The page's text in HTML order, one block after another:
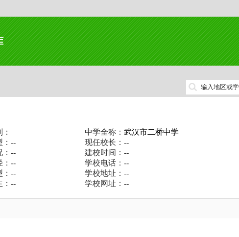
中学全称： 武汉市二桥中学
：--
现任校长：--
：--
建校时间：--
：--
学校电话：--
：--
学校地址：--
：--
学校网址：--